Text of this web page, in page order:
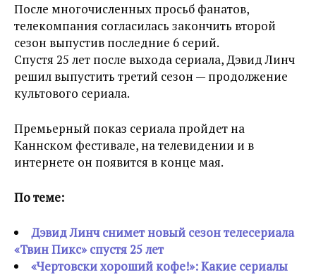
После многочисленных просьб фанатов,
телекомпания согласилась закончить второй
сезон выпустив последние 6 серий.
Спустя 25 лет после выхода сериала, Дэвид Линч
решил выпустить третий сезон — продолжение
культового сериала.
Премьерный показ сериала пройдет на
Каннском фестивале, на телевидении и в
интернете он появится в конце мая.
По теме:
Дэвид Линч снимет новый сезон телесериала
«Твин Пикс» спустя 25 лет
«Чертовски хороший кофе!»: Какие сериалы